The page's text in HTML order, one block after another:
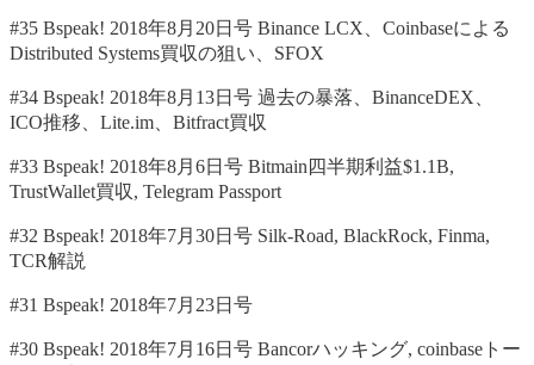
#35 Bspeak! 2018年8月20日号 Binance LCX、Coinbaseによる
Distributed Systems買収の狙い、SFOX
#34 Bspeak! 2018年8月13日号 過去の暴落、BinanceDEX、
ICO推移、Lite.im、Bitfract買収
#33 Bspeak! 2018年8月6日号 Bitmain四半期利益$1.1B,
TrustWallet買収, Telegram Passport
#32 Bspeak! 2018年7月30日号 Silk-Road, BlackRock, Finma,
TCR解説
#31 Bspeak! 2018年7月23日号
#30 Bspeak! 2018年7月16日号 Bancorハッキング, coinbaseトー